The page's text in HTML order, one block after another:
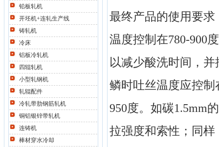
铅板轧机
开坯机+连轧生产线
铸轧机
冷床
铝板冷轧机
四辊轧机
小型轧钢机
轧辊配件
冷轧带肋钢筋轧机
铜铝银锌带轧机
连铸机
棒材穿水冷却
最终产品的使用要
温度控制在780-900
以减少酸洗时间，
鳞时吐丝温度应控
950度。如碳1.5mm
拉强度和索性；同